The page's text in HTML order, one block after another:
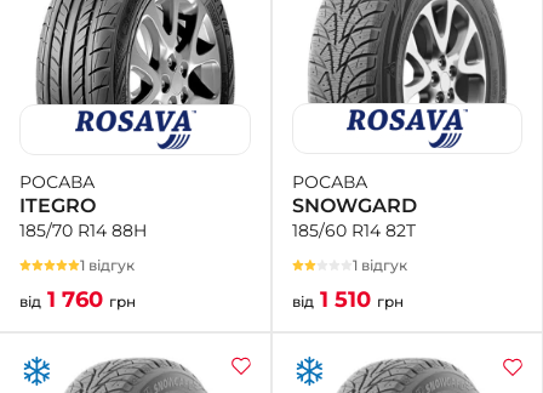
РОСАВА
ITEGRO
185/70 R14 88H
1 відгук
від 1 760 грн
РОСАВА
SNOWGARD
185/60 R14 82T
1 відгук
від 1 510 грн